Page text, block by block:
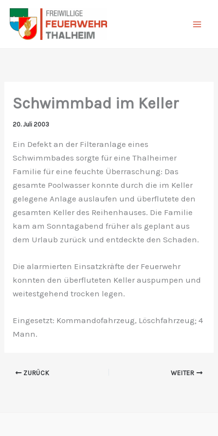
Zum
Inhalt
springen
Schwimmbad im Keller
20. Juli 2003
Ein Defekt an der Filteranlage eines
Schwimmbades sorgte für eine Thalheimer
Familie für eine feuchte Überraschung: Das
gesamte Poolwasser konnte durch die im Keller
gelegene Anlage auslaufen und überflutete den
gesamten Keller des Reihenhauses. Die Familie
kam am Sonntagabend früher als geplant aus
dem Urlaub zurück und entdeckte den Schaden.
Die alarmierten Einsatzkräfte der Feuerwehr
konnten den überfluteten Keller auspumpen und
weitestgehend trocken legen.
Eingesetzt: Kommandofahrzeug, Löschfahrzeug; 4
Mann.
ZURÜCK WEITER